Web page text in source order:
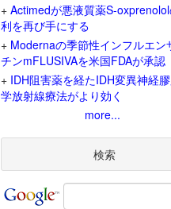
+ Actimedが悪液質薬S-
利を再び手にする
+ Modernaの季節性インフルエン
チンmFLUSIVAを米国FDAが承認
+ IDH阻害薬を経たIDH変異神経
学放射線療法がより効く
more...
検索